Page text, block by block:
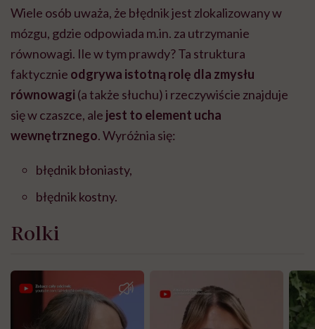
Wiele osób uważa, że błędnik jest zlokalizowany w
mózgu, gdzie odpowiada m.in. za utrzymanie
równowagi. Ile w tym prawdy? Ta struktura
faktycznie odgrywa istotną rolę dla zmysłu
równowagi (a także słuchu) i rzeczywiście znajduje
się w czaszce, ale jest to element ucha
wewnętrznego. Wyróżnia się:
błędnik błoniasty,
błędnik kostny.
Rolki